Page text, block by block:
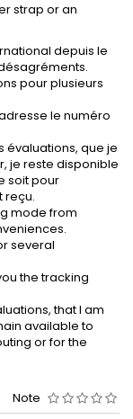
strap or an
depuis le
pour plusieurs
le numéro
évaluations, que je
je reste disponible
soit pour
reçu.
mode from
several
the tracking
that I am
available to
or for the
Note